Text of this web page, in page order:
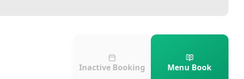
Inactive Booking Menu Book